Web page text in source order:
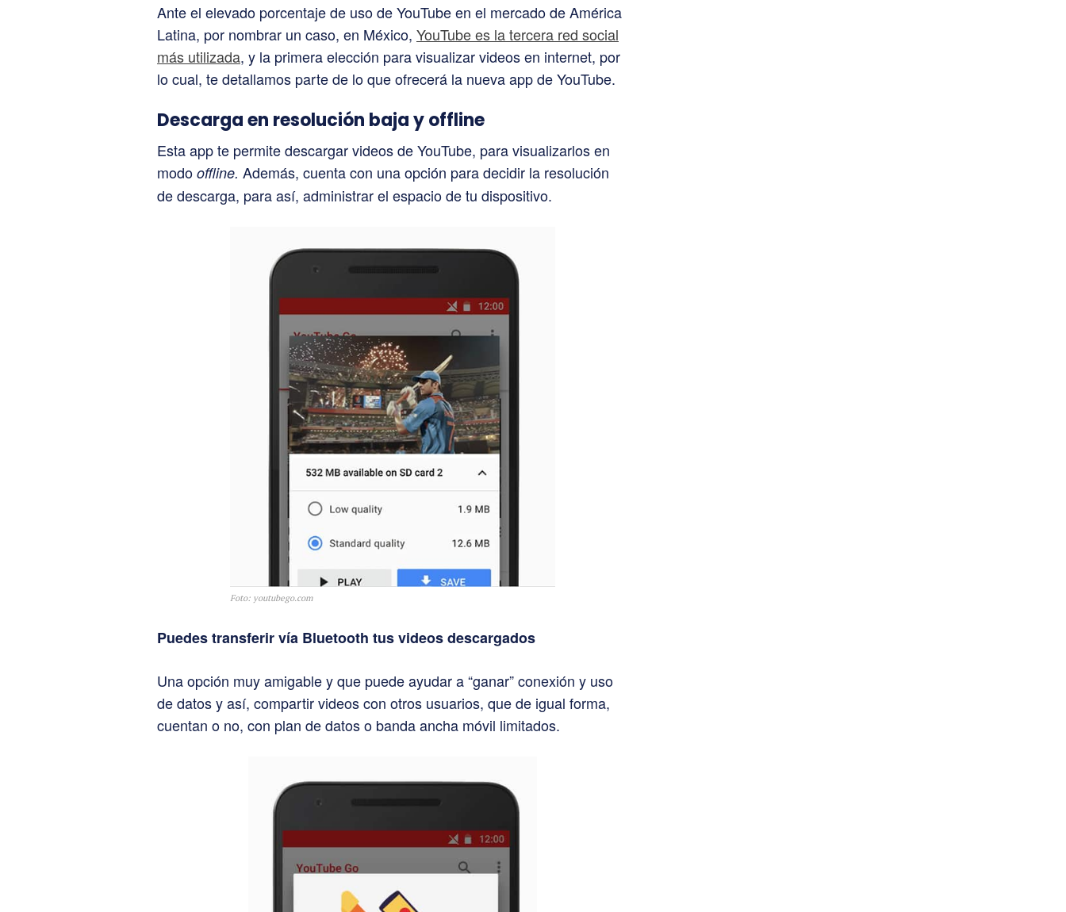
Ante el elevado porcentaje de uso de YouTube en el mercado de América
Latina, por nombrar un caso, en México, YouTube es la tercera red social
más utilizada, y la primera elección para visualizar videos en internet, por
lo cual, te detallamos parte de lo que ofrecerá la nueva app de YouTube.
Descarga en resolución baja y offline
Esta app te permite descargar videos de YouTube, para visualizarlos en
modo offline. Además, cuenta con una opción para decidir la resolución
de descarga, para así, administrar el espacio de tu dispositivo.
Foto: youtubego.com
Puedes transferir vía Bluetooth tus videos descargados
Una opción muy amigable y que puede ayudar a “ganar” conexión y uso
de datos y así, compartir videos con otros usuarios, que de igual forma,
cuentan o no, con plan de datos o banda ancha móvil limitados.